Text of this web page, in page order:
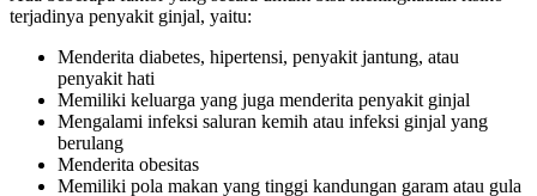
terjadinya penyakit ginjal, yaitu:
Menderita diabetes, hipertensi, penyakit jantung, atau
penyakit hati
Memiliki keluarga yang juga menderita penyakit ginjal
Mengalami infeksi saluran kemih atau infeksi ginjal yang
berulang
Menderita obesitas
Memiliki pola makan yang tinggi kandungan garam atau gula